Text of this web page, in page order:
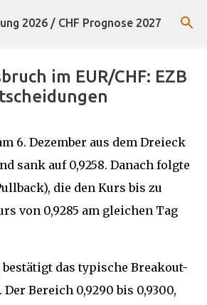
zum Hauptbereich
2026 / CHF Prognose 2027
im EUR/CHF: EZB
6. Dezember aus dem Dreieck
sank auf 0,9258. Danach folgte
die den Kurs bis zu
von 0,9285 am gleichen Tag
bestätigt das typische Breakout-
Bereich 0,9290 bis 0,9300,